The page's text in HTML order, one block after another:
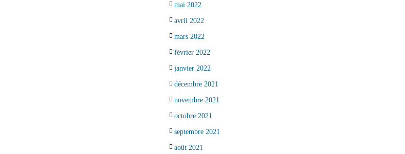
mai 2022
avril 2022
mars 2022
février 2022
janvier 2022
décembre 2021
novembre 2021
octobre 2021
septembre 2021
août 2021